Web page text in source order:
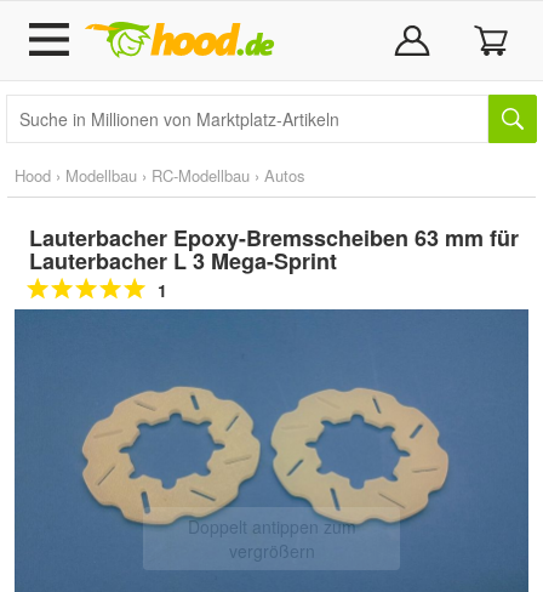
Hood › Modellbau › RC-Modellbau › Autos
Lauterbacher Epoxy-Bremsscheiben 63 mm für
Lauterbacher L 3 Mega-Sprint
1
Doppelt antippen zum
vergrößern